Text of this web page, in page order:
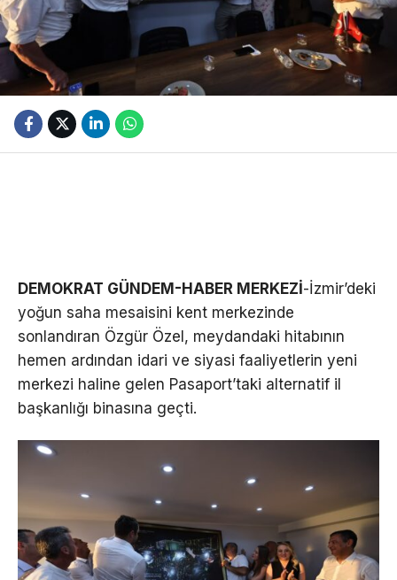
DEMOKRAT GÜNDEM-HABER MERKEZİ-İzmir’deki
yoğun saha mesaisini kent merkezinde
sonlandıran Özgür Özel, meydandaki hitabının
hemen ardından idari ve siyasi faaliyetlerin yeni
merkezi haline gelen Pasaport’taki alternatif il
başkanlığı binasına geçti.